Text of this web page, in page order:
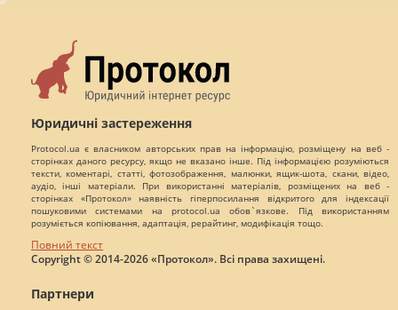
Юридичні застереження
Protocol.ua є власником авторських прав на інформацію, розміщену на веб -
сторінках даного ресурсу, якщо не вказано інше. Під інформацією розуміються
тексти, коментарі, статті, фотозображення, малюнки, ящик-шота, скани, відео,
аудіо, інші матеріали. При використанні матеріалів, розміщених на веб -
сторінках «Протокол» наявність гіперпосилання відкритого для індексації
пошуковими системами на protocol.ua обов`язкове. Під використанням
розуміється копіювання, адаптація, рерайтинг, модифікація тощо.
Повний текст
Copyright © 2014-2026 «Протокол». Всі права захищені.
Партнери